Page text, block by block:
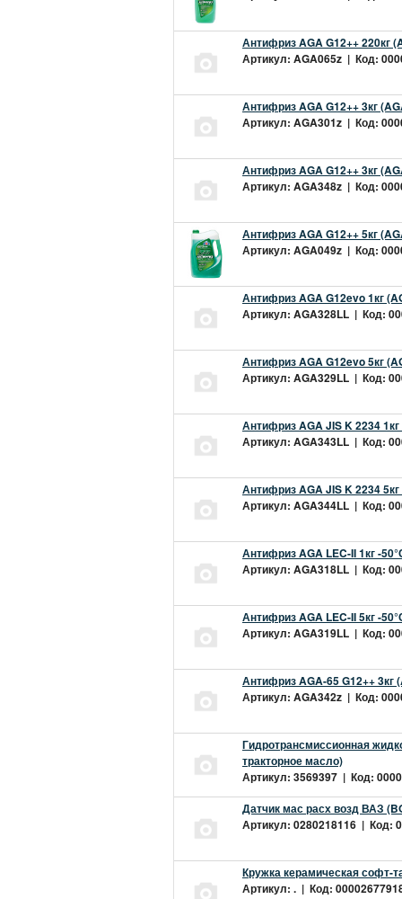
Антифриз AGA G12++ 220кг
Артикул: AGA065z | Код:
Антифриз AGA G12++ 3кг
Артикул: AGA301z | Код:
Антифриз AGA G12++ 3кг
Артикул: AGA348z | Код:
Антифриз AGA G12++ 5кг
Артикул: AGA049z | Код:
Антифриз AGA G12evo 1кг
Артикул: AGA328LL | Код:
Антифриз AGA G12evo 5кг
Артикул: AGA329LL | Код:
Антифриз AGA JIS K 2234
Артикул: AGA343LL | Код:
Антифриз AGA JIS K 2234
Артикул: AGA344LL | Код:
Антифриз AGA LEC-II 1кг -
Артикул: AGA318LL | Код:
Антифриз AGA LEC-II 5кг -
Артикул: AGA319LL | Код:
Антифриз AGA-65 G12++ 3кг
Артикул: AGA342z | Код:
Гидротрансмиссионная
тракторное масло)
Артикул: 3569397 | Код:
Датчик мас расх возд ВАЗ
Артикул: 0280218116 | Код:
Кружка керамическая софт-
Артикул: . | Код: